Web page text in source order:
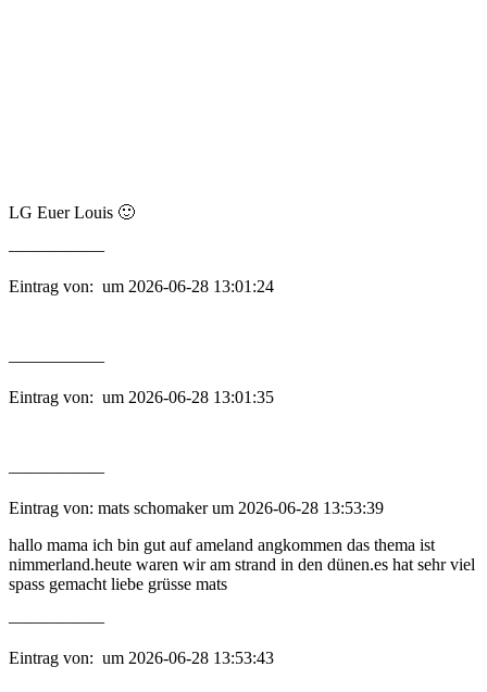
LG Euer Louis 🙂
—————–
Eintrag von: um 2026-06-28 13:01:24
—————–
Eintrag von: um 2026-06-28 13:01:35
—————–
Eintrag von: mats schomaker um 2026-06-28 13:53:39
hallo mama ich bin gut auf ameland angkommen das thema ist
nimmerland.heute waren wir am strand in den dünen.es hat sehr viel
spass gemacht liebe grüsse mats
—————–
Eintrag von: um 2026-06-28 13:53:43